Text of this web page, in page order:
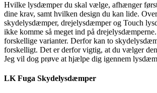
Hvilke lysdæmper du skal vælge, afhænger
dine krav, samt hvilken design du kan lide.
skydelysdæmper, drejelysdæmper og Touch
ikke komme så meget ind på
forskellige varianter. Derfor kan to
forskelligt. Det er derfor vigtig, at du vælger
Jeg vil dog prøve at hjælpe dig igennem
LK Fuga Skydelysdæmper